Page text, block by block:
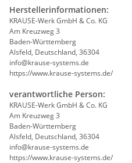
Herstellerinformationen:
KRAUSE-Werk GmbH & Co. KG
Am Kreuzweg 3
Baden-Württemberg
Alsfeld, Deutschland, 36304
info@krause-systems.de
https://www.krause-systems.de/
verantwortliche Person:
KRAUSE-Werk GmbH & Co. KG
Am Kreuzweg 3
Baden-Württemberg
Alsfeld, Deutschland, 36304
info@krause-systems.de
https://www.krause-systems.de/